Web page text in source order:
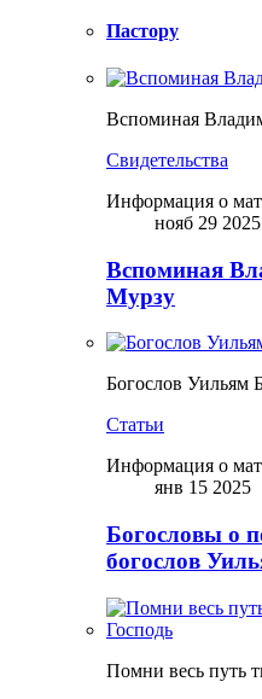
Пастору
Вспоминая
Свидетельства
Информация о
нояб 29 2025
Вспоминая
Мурзу
Богослов Уильям
Статьи
Информация о
янв 15 2025
Богословы о
богослов
Помни весь путь